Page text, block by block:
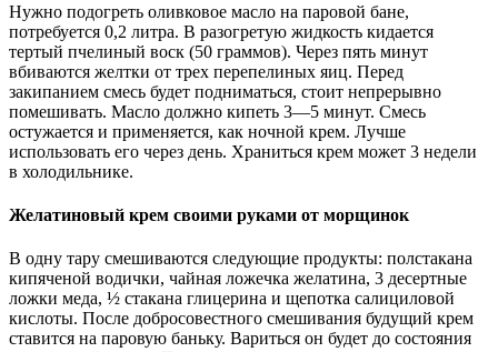
Нужно подогреть оливковое масло на паровой бане,
потребуется 0,2 литра. В разогретую жидкость кидается
тертый пчелиный воск (50 граммов). Через пять минут
вбиваются желтки от трех перепелиных яиц. Перед
закипанием смесь будет подниматься, стоит непрерывно
помешивать. Масло должно кипеть 3—5 минут. Смесь
остужается и применяется, как ночной крем. Лучше
использовать его через день. Храниться крем может 3 недели
в холодильнике.
Желатиновый крем своими руками от морщинок
В одну тару смешиваются следующие продукты: полстакана
кипяченой водички, чайная ложечка желатина, 3 десертные
ложки меда, ½ стакана глицерина и щепотка салициловой
кислоты. После добросовестного смешивания будущий крем
ставится на паровую баньку. Вариться он будет до состояния